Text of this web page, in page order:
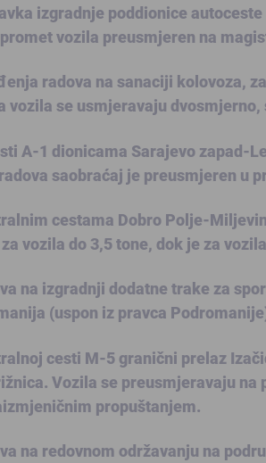
izgradnje poddionice
vozila preusmjeren na
radova na sanaciji kolovoza,
vozila se usmjeravaju
A-1 dionicama Sarajevo zapad-
saobraćaj je preusmjeren u
cestama Dobro Polje-
vozila do 3,5 tone, dok je za
na izgradnji dodatne trake za
(uspon iz pravca
cesti M-5 granični prelaz
Vozila se preusmjeravaju
propuštanjem.
na redovnom održavanju na